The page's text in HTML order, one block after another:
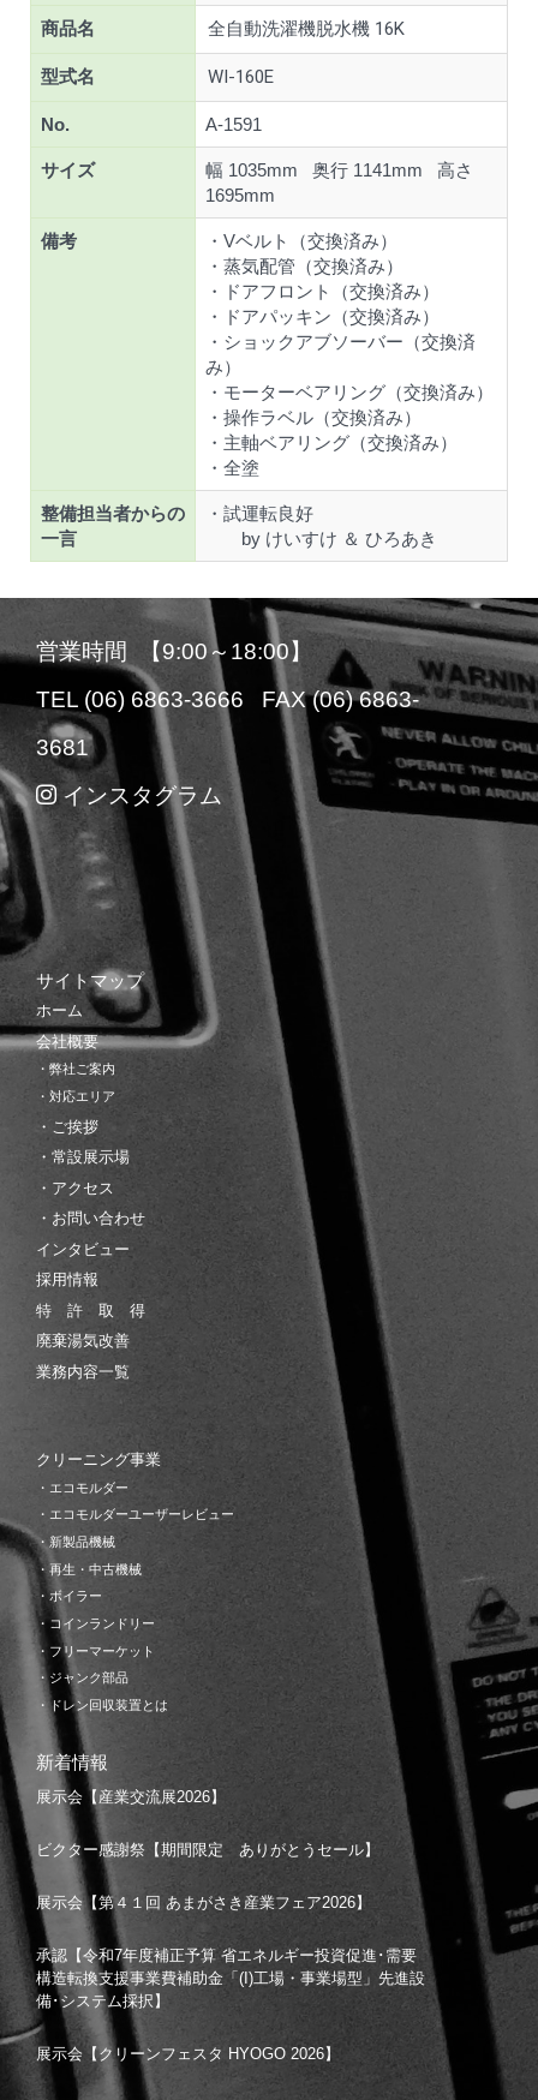
商品名 全自動洗濯機脱水機 16K
型式名 WI-160E
No. A-1591
サイズ
幅 1035mm 奥行 1141mm 高さ
1695mm
備考
・Vベルト（交換済み）
・蒸気配管（交換済み）
・ドアフロント（交換済み）
・ドアパッキン（交換済み）
・ショックアブソーバー（交換済
み）
・モーターベアリング（交換済み）
・操作ラベル（交換済み）
・主軸ベアリング（交換済み）
・全塗
整備担当者からの
一言
・試運転良好
by けいすけ ＆ ひろあき
営業時間 【9:00～18:00】
TEL (06) 6863-3666 FAX (06) 6863-
3681
インスタグラム
サイトマップ
ホーム
会社概要
・弊社ご案内
・対応エリア
・ご挨拶
・常設展示場
・アクセス
・お問い合わせ
インタビュー
採用情報
特 許 取 得
廃棄湯気改善
業務内容一覧
クリーニング事業
・エコモルダー
・エコモルダーユーザーレビュー
・新製品機械
・再生・中古機械
・ボイラー
・コインランドリー
・フリーマーケット
・ジャンク部品
・ドレン回収装置とは
新着情報
展示会【産業交流展2026】
ビクター感謝祭【期間限定 ありがとうセール】
展示会【第４１回 あまがさき産業フェア2026】
承認【令和7年度補正予算 省エネルギー投資促進･需要
構造転換支援事業費補助金「(I)工場・事業場型」先進設
備･システム採択】
展示会【クリーンフェスタ HYOGO 2026】